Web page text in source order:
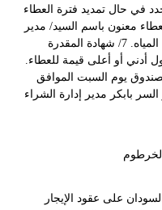
في حال تمديد فترة العطاء
العطاء معنون باسم السيد/ مدير
عام هيئة الطرق والجسور ومصارف المياه. 7/ شهادة المقدرة
بقبول أدني أو أعلى قيمة للعطاء.
يوم السبت الموافق
بابكر السر بابكر مدير إدارة الشراء
على عقود الإيجار